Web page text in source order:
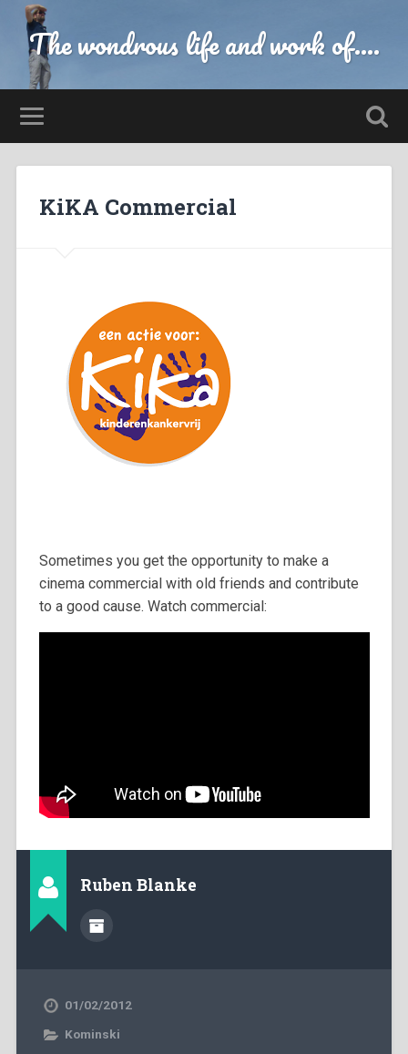
The wondrous life and work of....
KiKA Commercial
Sometimes you get the opportunity to make a
cinema commercial with old friends and contribute
to a good cause. Watch commercial:
Ruben Blanke
01/02/2012
Kominski